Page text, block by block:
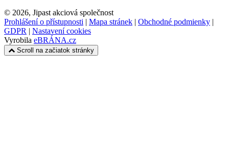
© 2026, Jipast akciová společnost
Prohlášení o přístupnosti | Mapa stránek | Obchodné podmienky |
GDPR | Nastavení cookies
Vyrobila eBRÁNA.cz
Scroll na začiatok stránky